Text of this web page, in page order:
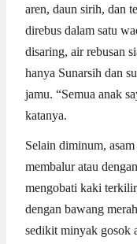
aren, daun sirih, dan
direbus dalam satu
disaring, air rebusan
hanya Sunarsih dan
jamu. “Semua anak
katanya.
Selain diminum,
membalur atau
mengobati kaki
dengan bawang
sedikit minyak gosok